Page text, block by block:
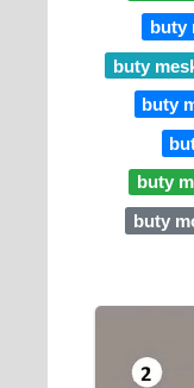
buty
buty
buty
buty
buty